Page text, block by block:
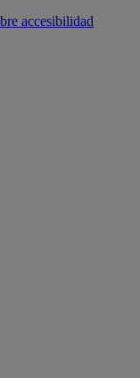
accesibilidad